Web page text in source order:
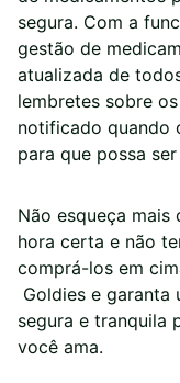
segura. Com a
gestão de
atualizada de
lembretes sobre
notificado quando
para que possa
Não esqueça mais
hora certa e não
comprá-los em
Goldies e garanta
segura e tranquila
você ama.